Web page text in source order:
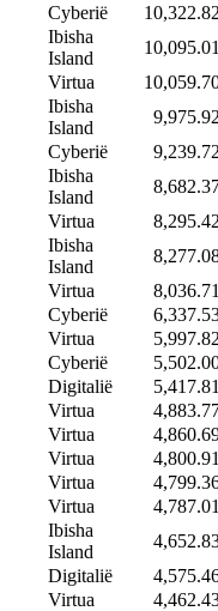
Cyberië
Ibisha
Island
Virtua
Ibisha
Island
Cyberië
Ibisha
Island
Virtua
Ibisha
Island
Virtua
Cyberië
Virtua
Cyberië
Digitalië
Virtua
Virtua
Virtua
Virtua
Virtua
Ibisha
Island
Digitalië
Virtua